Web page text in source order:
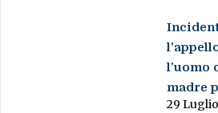
l’uomo
madre
29